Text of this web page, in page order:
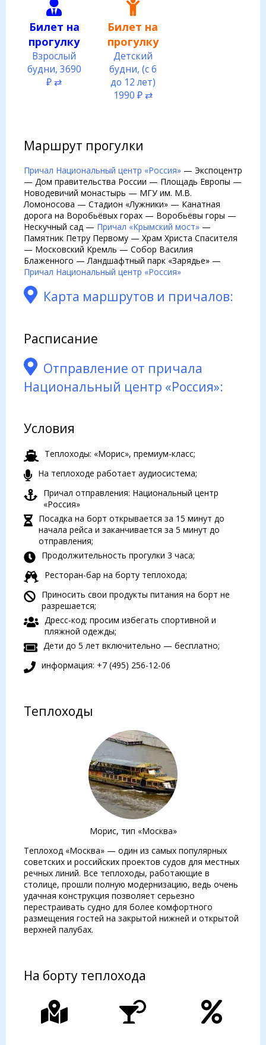
Билет на
прогулку
Взрослый
будни, 3690
₽ ⇄
Билет на
прогулку
Детский
будни, (с 6
до 12 лет)
1990 ₽ ⇄
Маршрут прогулки
Причал Национальный центр «Россия» — Экспоцентр
— Дом правительства России — Площадь Европы —
Новодевичий монастырь — МГУ им. М.В.
Ломоносова — Стадион «Лужники» — Канатная
дорога на Воробьёвых горах — Воробьёвы горы —
Нескучный сад — Причал «Крымский мост» —
Памятник Петру Первому — Храм Христа Спасителя
— Московский Кремль — Собор Василия
Блаженного — Ландшафтный парк «Зарядье» —
Причал Национальный центр «Россия»
Карта маршрутов и причалов:
Расписание
Отправление от причала
Национальный центр «Россия»:
Условия
Теплоходы: «Морис», премиум-класс;
На теплоходе работает аудиосистема;
Причал отправления: Национальный центр
«Россия»
Посадка на борт открывается за 15 минут до
начала рейса и заканчивается за 5 минут до
отправления;
Продолжительность прогулки 3 часа;
Ресторан-бар на борту теплохода;
Приносить свои продукты питания на борт не
разрешается;
Дресс-код: просим избегать спортивной и
пляжной одежды;
Дети до 5 лет включительно — бесплатно;
информация: +7 (495) 256-12-06
Теплоходы
Морис, тип «Москва»
Теплоход «Москва» — один из самых популярных
советских и российских проектов судов для местных
речных линий. Все теплоходы, работающие в
столице, прошли полную модернизацию, ведь очень
удачная конструкция позволяет серьезно
перестраивать судно для более комфортного
размещения гостей на закрытой нижней и открытой
верхней палубах.
На борту теплохода